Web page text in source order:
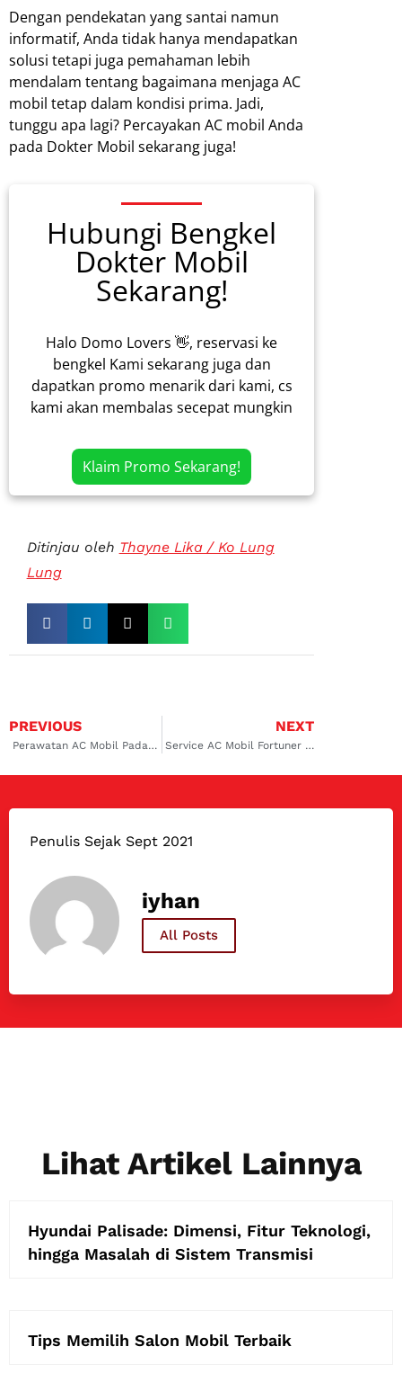
Dengan pendekatan yang santai namun
informatif, Anda tidak hanya mendapatkan
solusi tetapi juga pemahaman lebih
mendalam tentang bagaimana menjaga AC
mobil tetap dalam kondisi prima. Jadi,
tunggu apa lagi? Percayakan AC mobil Anda
pada Dokter Mobil sekarang juga!
Hubungi Bengkel
Dokter Mobil
Sekarang!
Halo Domo Lovers 👋, reservasi ke
bengkel Kami sekarang juga dan
dapatkan promo menarik dari kami, cs
kami akan membalas secepat mungkin
Klaim Promo Sekarang!
Ditinjau oleh Thayne Lika / Ko Lung
Lung
PREVIOUS
Perawatan AC Mobil Padalarang Dokter Mobil! Periksa Gejalanya Sekarang!
NEXT
Service AC Mobil Fortuner di Kalimalang: Solusi Tepat untuk Kenyamanan Perjalanan Anda
Penulis Sejak Sept 2021
iyhan
All Posts
Lihat Artikel Lainnya
Hyundai Palisade: Dimensi, Fitur Teknologi,
hingga Masalah di Sistem Transmisi
Tips Memilih Salon Mobil Terbaik